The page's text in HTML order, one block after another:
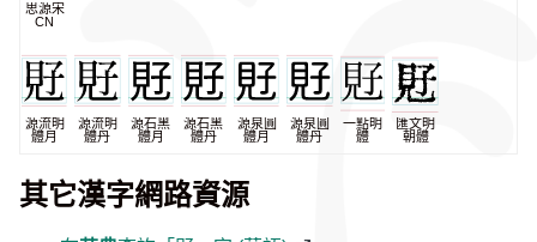
思源宋
CN
源流明
體月
源流明
體丹
源石黑
體月
源石黑
體丹
源泉圓
體月
源泉圓
體丹
一點明
體
匯文明
朝體
其它漢字網路資源